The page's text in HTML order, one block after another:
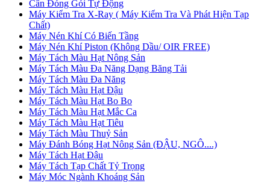
Cân Đóng Gói Tự Động
Máy Kiểm Tra X-Ray ( Máy Kiểm Tra Và Phát Hiện Tạp
Chất)
Máy Nén Khí Có Biến Tầng
Máy Nén Khí Piston (Không Dầu/ OIR FREE)
Máy Tách Màu Hạt Nông Sản
Máy Tách Màu Đa Năng Dạng Băng Tải
Máy Tách Màu Đa Năng
Máy Tách Màu Hạt Đậu
Máy Tách Màu Hạt Bo Bo
Máy Tách Màu Hạt Mắc Ca
Máy Tách Màu Hạt Tiêu
Máy Tách Màu Thuỷ Sản
Máy Đánh Bóng Hạt Nông Sản (ĐẬU, NGÔ....)
Máy Tách Hạt Đậu
Máy Tách Tạp Chất Tỷ Trọng
Máy Móc Ngành Khoáng Sản